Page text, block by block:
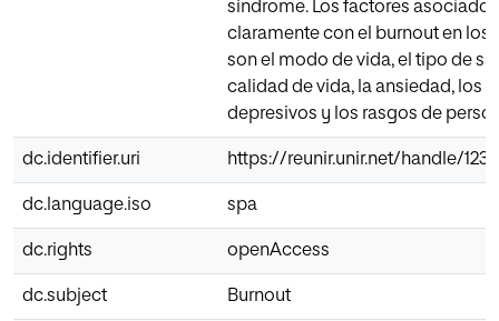
síndrome. Los factores
claramente con el burnout en los
son el modo de vida, el tipo de
calidad de vida, la ansiedad, los
depresivos y los rasgos de
dc.identifier.uri https://reunir.unir.net/handle/
dc.language.iso spa
dc.rights openAccess
dc.subject Burnout